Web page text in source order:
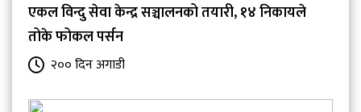
एकल विन्दु सेवा केन्द्र सञ्चालनको तयारी, १४ निकायले
तोके फोकल पर्सन
२०० दिन अगाडी